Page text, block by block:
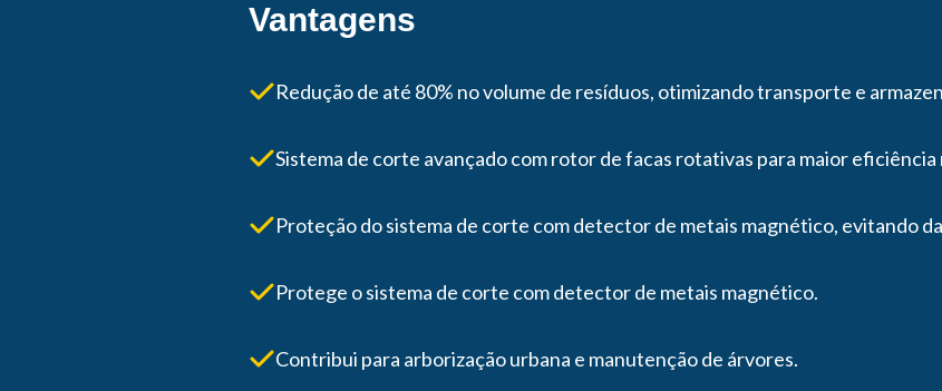
Vantagens
Redução de até 80% no volume de resíduos, otimizando transporte e
Sistema de corte avançado com rotor de facas rotativas para maior
Proteção do sistema de corte com detector de metais magnético, evitando
Protege o sistema de corte com detector de metais magnético.
Contribui para arborização urbana e manutenção de árvores.